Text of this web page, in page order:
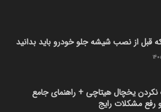
یخچال هیتاچی + راهنمای جامع
رفع مشکلات رایج